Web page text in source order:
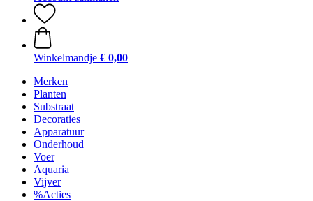
Winkelmandje € 0,00
Merken
Planten
Substraat
Decoraties
Apparatuur
Onderhoud
Voer
Aquaria
Vijver
%Acties